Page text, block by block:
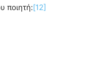
ποιητή:[12]